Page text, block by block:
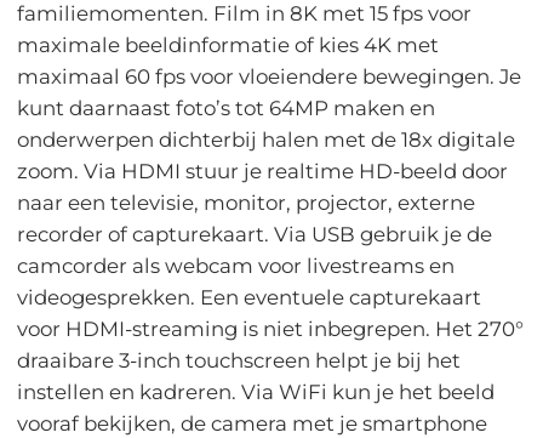
familiemomenten. Film in 8K met 15 fps voor
maximale beeldinformatie of kies 4K met
maximaal 60 fps voor vloeiendere bewegingen. Je
kunt daarnaast foto’s tot 64MP maken en
onderwerpen dichterbij halen met de 18x digitale
zoom. Via HDMI stuur je realtime HD-beeld door
naar een televisie, monitor, projector, externe
recorder of capturekaart. Via USB gebruik je de
camcorder als webcam voor livestreams en
videogesprekken. Een eventuele capturekaart
voor HDMI-streaming is niet inbegrepen. Het 270°
draaibare 3-inch touchscreen helpt je bij het
instellen en kadreren. Via WiFi kun je het beeld
vooraf bekijken, de camera met je smartphone